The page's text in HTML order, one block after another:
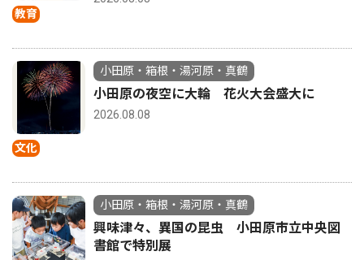
教育
文化
小田原・箱根・湯河原・真鶴
小田原の夜空に大輪 花火大会盛大に
2026.08.08
小田原・箱根・湯河原・真鶴
興味津々、異国の昆虫 小田原市立中央図
書館で特別展